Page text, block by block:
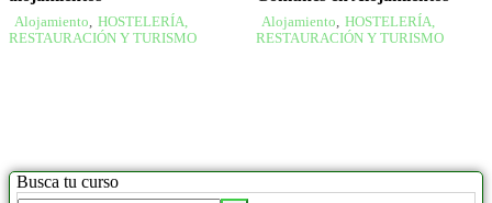
Alojamiento, HOSTELERÍA,
RESTAURACIÓN Y TURISMO
Alojamiento, HOSTELERÍA,
RESTAURACIÓN Y TURISMO
Busca tu curso